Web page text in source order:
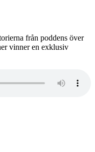
från poddens över
vinner en exklusiv